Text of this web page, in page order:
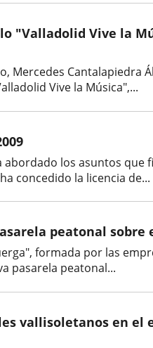
"Valladolid Vive la
Mercedes Cantalapiedra
Vive la Música",...
abordado los asuntos que
concedido la licencia de...
peatonal sobre
formada por las
pasarela peatonal...
vallisoletanos en el